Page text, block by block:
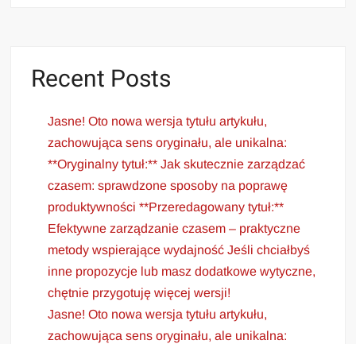
Recent Posts
Jasne! Oto nowa wersja tytułu artykułu,
zachowująca sens oryginału, ale unikalna:
**Oryginalny tytuł:** Jak skutecznie zarządzać
czasem: sprawdzone sposoby na poprawę
produktywności **Przeredagowany tytuł:**
Efektywne zarządzanie czasem – praktyczne
metody wspierające wydajność Jeśli chciałbyś
inne propozycje lub masz dodatkowe wytyczne,
chętnie przygotuję więcej wersji!
Jasne! Oto nowa wersja tytułu artykułu,
zachowująca sens oryginału, ale unikalna: